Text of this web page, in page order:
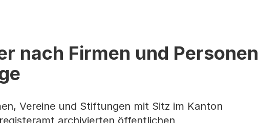
nach Firmen und Personen
Vereine und Stiftungen mit Sitz im Kanton
archivierten öffentlichen